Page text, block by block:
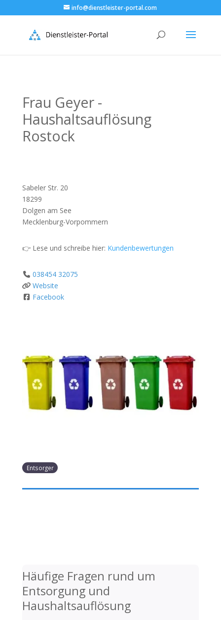
info@dienstleister-portal.com
Frau Geyer -
Haushaltsauflösung
Rostock
Sabeler Str. 20
18299
Dolgen am See
Mecklenburg-Vorpommern
👉 Lese und schreibe hier: Kundenbewertungen
038454 32075
Website
Facebook
Entsorger
Häufige Fragen rund um
Entsorgung und
Haushaltsauflösung